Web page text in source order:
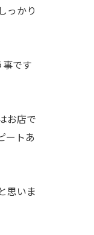
っかり
です
お店で
ートあ
思いま